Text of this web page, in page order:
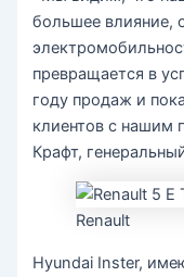
большее влияние,
превращается в
году продаж и
клиентов с нашим
Крафт,
Renault
Hyundai Inster,